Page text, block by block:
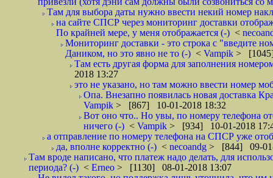
Там для выбора даты нужно ввести некий номер
на сайте СПСР через мониторинг доставки
По крайней мере, у меня отображается (-) <
Мониторинг доставки - это строка с "введите
Даником, но это явно не то (-) < Vampik >
Там есть другая форма для заполнения
2018 13:27
это не указано, но там можно ввести номер
Опа. Внезапно появилась новая доставка
Vampik > [867] 10-01-2018 18:32
Вот оно что.. Но увы, по номеру телефона
ничего (-) < Vampik > [934] 10-01-2018
а отправление по номеру телефона на СПСР уже
да, вполне корректно (-) < necoandg > [844] 09-01-
Там вроде написано, что платеж надо делать, для
периода? (-) < Erneo > [1130] 08-01-2018 13:07